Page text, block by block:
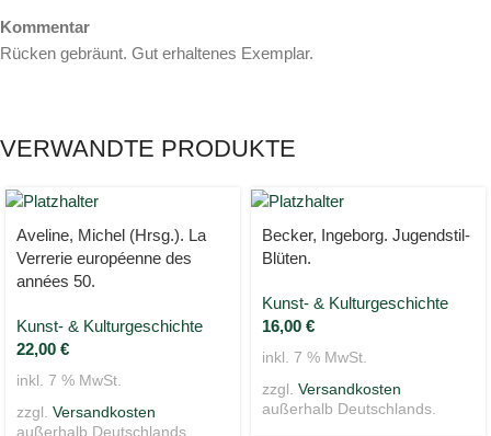
Kommentar
Rücken gebräunt. Gut erhaltenes Exemplar.
VERWANDTE PRODUKTE
Aveline, Michel (Hrsg.). La
Verrerie européenne des
années 50.
Kunst- & Kulturgeschichte
22,00 €
inkl. 7 % MwSt.
zzgl. Versandkosten
außerhalb Deutschlands.
Becker, Ingeborg. Jugendstil-
Blüten.
Kunst- & Kulturgeschichte
16,00 €
inkl. 7 % MwSt.
zzgl. Versandkosten
außerhalb Deutschlands.